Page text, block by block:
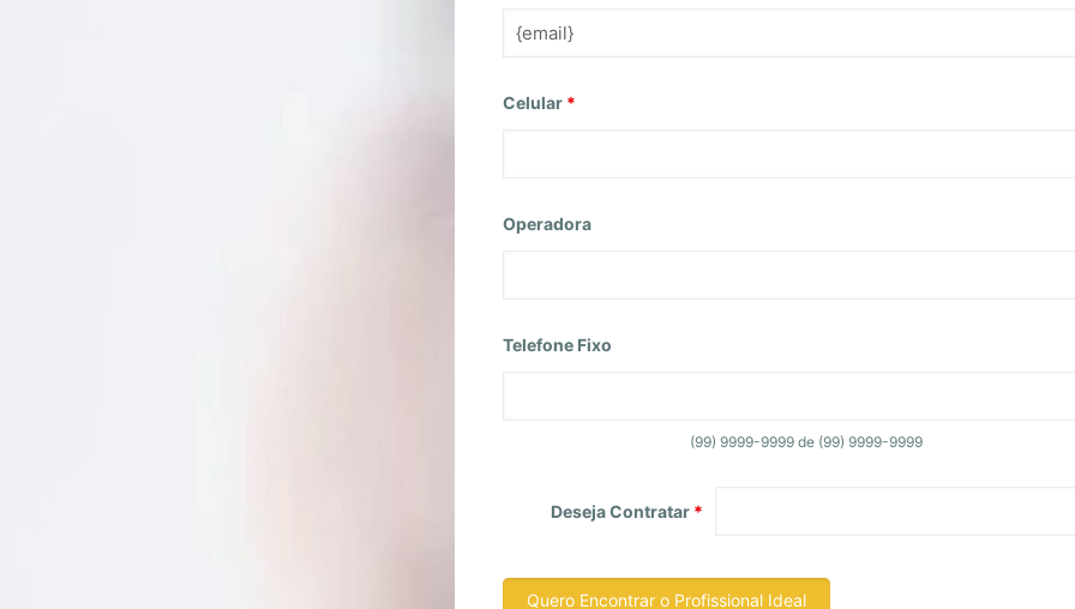
Celular *
Operadora
Telefone Fixo
(99) 9999-9999 de (99) 9999-9999
Deseja Contratar *